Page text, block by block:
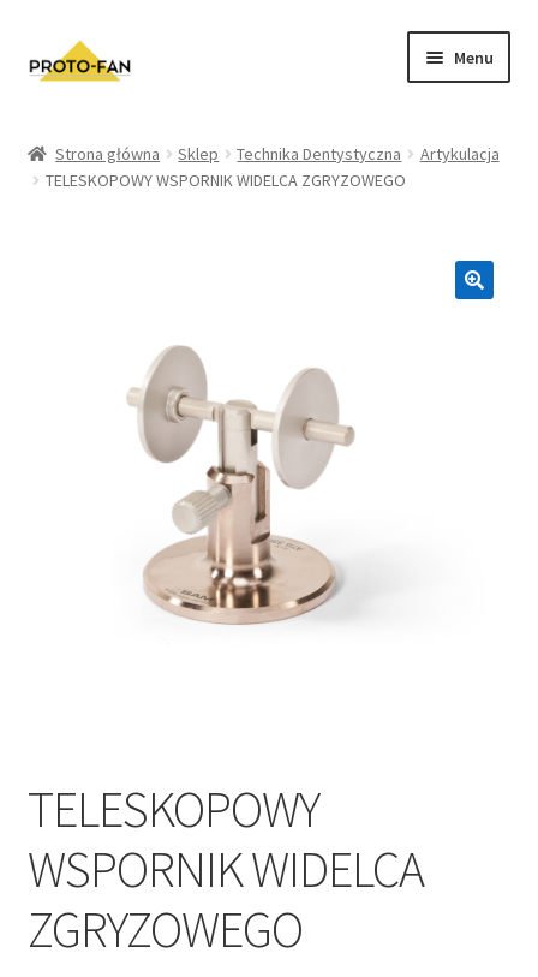
Menu
Kursy Stomatologiczne
Zwroty i Reklamacje
Regulamin sklepu
Polityka prywatności
Strona główna Sklep Technika Dentystyczna
Artykulacja
TELESKOPOWY WSPORNIK WIDELCA ZGRYZOWEGO
TELESKOPOWY
WSPORNIK WIDELCA
ZGRYZOWEGO